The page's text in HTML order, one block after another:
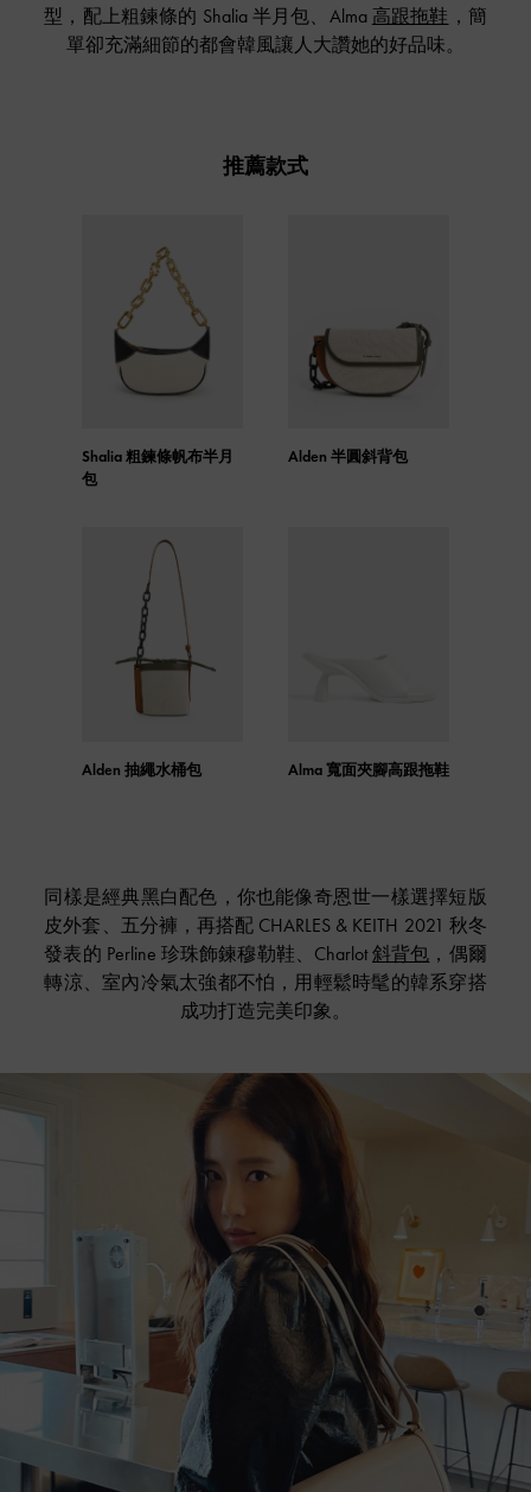
型，配上粗鍊條的 Shalia 半月包、Alma 高跟拖鞋 ，簡
單卻充滿細節的都會韓風讓人大讚她的好品味。
推薦款式
Shalia 粗鍊條帆布半月
包
Alden 半圓斜背包
Alden 抽繩水桶包 Alma 寬面夾腳高跟拖鞋
同樣是經典黑白配色，你也能像奇恩世一樣選擇短版
皮外套、五分褲，再搭配 CHARLES & KEITH 2021 秋冬
發表的 Perline 珍珠飾鍊穆勒鞋、Charlot斜背包 ，偶爾
轉涼、室內冷氣太強都不怕，用輕鬆時髦的韓系穿搭
成功打造完美印象。